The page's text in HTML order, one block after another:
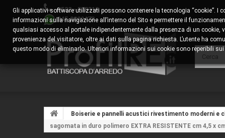
0522 - 578310
345.8829473
Boiserie e pannelli acustici rivestimento moderni e
sagomata in duro polimero EXTRA RESISTENTE cm 4,5 x
Gli applicativi software utilizzati possono contenere la tecnologia “cookie”. I
informazioni sulla navigazione all’interno del Sito e permettere il
qualsiasi accesso al portale indipendentemente dalla presenza di un cookie,
provenienza del visitatore, oltre ai dati sulla pagina richiesta. L’utente ha
questo modo di eliminarlo. Ulteriori informazioni sui cookie sono reperibili